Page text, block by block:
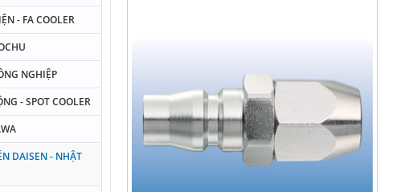
- FA COOLER
NGHIỆP
- SPOT COOLER
DAISEN - NHẬT